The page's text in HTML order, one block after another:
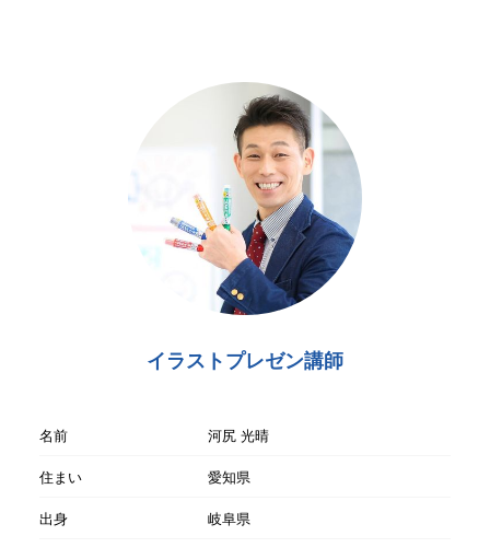
イラストプレゼン講師
名前
河尻 光晴
住まい
愛知県
出身
岐阜県